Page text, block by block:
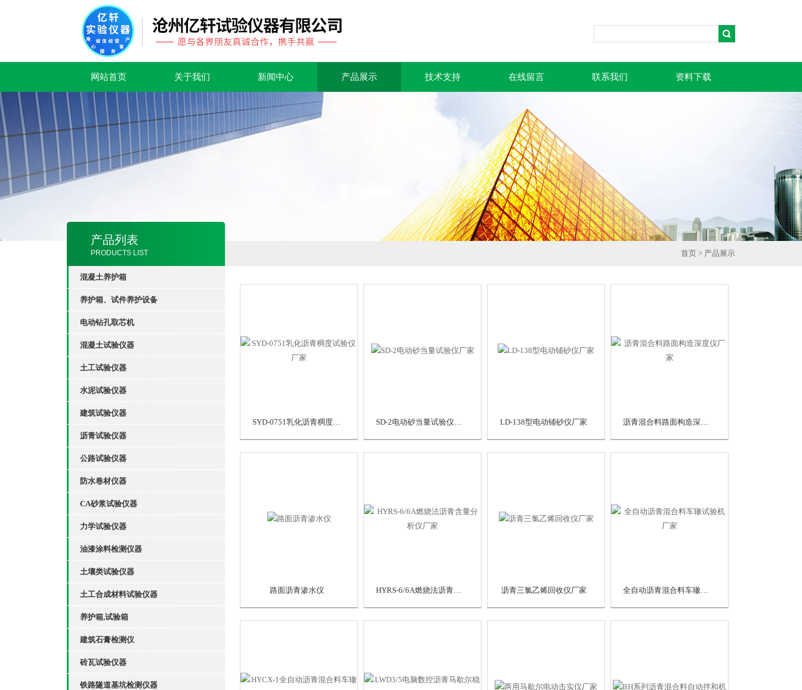
网站首页 关于我们 新闻中心 产品展示 技术支持 在线留言 联系我们 资料下载
产品列表
PRODUCTS LIST
混凝土养护箱
养护箱、试件养护设备
电动钻孔取芯机
混凝土试验仪器
土工试验仪器
水泥试验仪器
建筑试验仪器
沥青试验仪器
公路试验仪器
防水卷材仪器
CA砂浆试验仪器
力学试验仪器
油漆涂料检测仪器
土壤类试验仪器
土工合成材料试验仪器
养护箱,试验箱
建筑石膏检测仪
砖瓦试验仪器
铁路隧道基坑检测仪器
首页 > 产品展示
SYD-0751乳化沥青稠度试验仪厂家 SD-2电动砂当量试验仪厂家 LD-138型电动铺砂仪厂家 沥青混合料路面构造深度仪厂家
路面沥青渗水仪 HYRS-6/6A燃烧法沥青含量分析仪厂家 沥青三氯乙烯回收仪厂家 全自动沥青混合料车辙试验机厂家